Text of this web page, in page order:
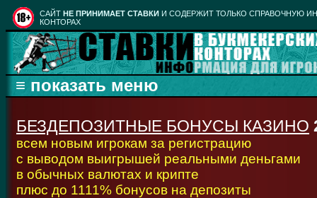
CАЙТ НЕ ПРИНИМАЕТ СТАВКИ И СОДЕРЖИТ ТОЛЬКО СПРАВОЧНУЮ
КОНТОРАХ
БЕЗДЕПОЗИТНЫЕ БОНУСЫ КАЗИНО
всем новым игрокам за регистрацию
с выводом выигрышей реальными деньгами
в обычных валютах и крипте
плюс до 1111% бонусов на депозиты